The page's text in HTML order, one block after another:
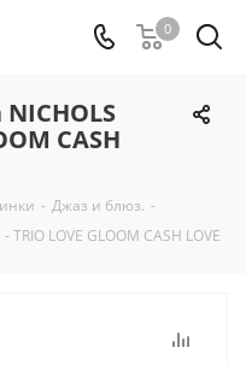
0
CASH
- Джаз и блюз. -
LOVE GLOOM CASH LOVE